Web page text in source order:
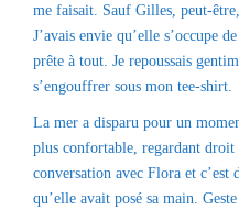
me faisait. Sauf Gilles, peut-
J’avais envie qu’elle s’occupe
prête à tout. Je repoussais
s’engouffrer sous mon tee-shirt.
La mer a disparu pour un
plus confortable, regardant droit
conversation avec Flora et c’est
qu’elle avait posé sa main.